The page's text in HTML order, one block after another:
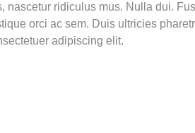
nascetur ridiculus mus. Nulla dui.
orci ac sem. Duis ultricies
adipiscing elit.